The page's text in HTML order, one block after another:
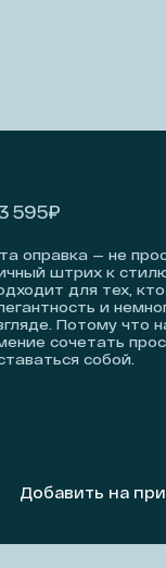
595₽
Добавить на
оправка — не
штрих к
для тех,
и
Потому что
сочетать
собой.